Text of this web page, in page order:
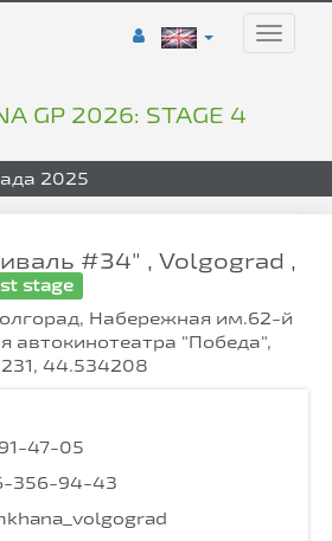
Toggle
GP 2026: STAGE 4
2025
#34" , Volgograd ,
stage
Набережная им.62-й
автокинотеатра "Победа",
44.534208
47-05
356-94-43